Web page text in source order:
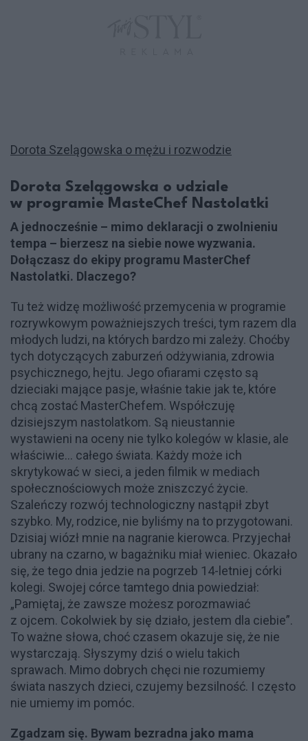
Dorota Szelągowska o mężu i rozwodzie
Dorota Szelągowska o udziale
w programie MasteChef Nastolatki
A jednocześnie – mimo deklaracji o zwolnieniu
tempa – bierzesz na siebie nowe wyzwania.
Dołączasz do ekipy programu MasterChef
Nastolatki. Dlaczego?
Tu też widzę możliwość przemycenia w programie
rozrywkowym poważniejszych treści, tym razem dla
młodych ludzi, na których bardzo mi zależy. Choćby
tych dotyczących zaburzeń odżywiania, zdrowia
psychicznego, hejtu. Jego ofiarami często są
dzieciaki mające pasje, właśnie takie jak te, które
chcą zostać MasterChefem. Współczuję
dzisiejszym nastolatkom. Są nieustannie
wystawieni na oceny nie tylko kolegów w klasie, ale
właściwie... całego świata. Każdy może ich
skrytykować w sieci, a jeden filmik w mediach
społecznościowych może zniszczyć życie.
Szaleńczy rozwój technologiczny nastąpił zbyt
szybko. My, rodzice, nie byliśmy na to przygotowani.
Dzisiaj wiózł mnie na nagranie kierowca. Przyjechał
ubrany na czarno, w bagażniku miał wieniec. Okazało
się, że tego dnia jedzie na pogrzeb 14-letniej córki
kolegi. Swojej córce tamtego dnia powiedział:
„Pamiętaj, że zawsze możesz porozmawiać
z ojcem. Cokolwiek by się działo, jestem dla ciebie”.
To ważne słowa, choć czasem okazuje się, że nie
wystarczają. Słyszymy dziś o wielu takich
sprawach. Mimo dobrych chęci nie rozumiemy
świata naszych dzieci, czujemy bezsilność. I często
nie umiemy im pomóc.
Zgadzam się. Bywam bezradna jako mama